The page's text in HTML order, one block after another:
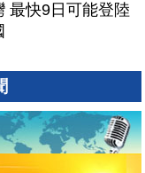
最快9日可能登陸